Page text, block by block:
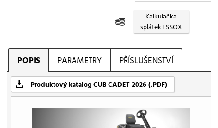
Kalkulačka
splátek ESSOX
POPIS PARAMETRY PŘÍSLUŠENSTVÍ
Produktový katalog CUB CADET 2026 (.PDF)